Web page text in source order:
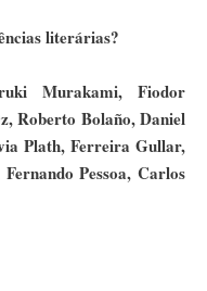
literárias?
Murakami, Fiodor
Roberto Bolaño, Daniel
Plath, Ferreira Gullar,
Pessoa, Carlos